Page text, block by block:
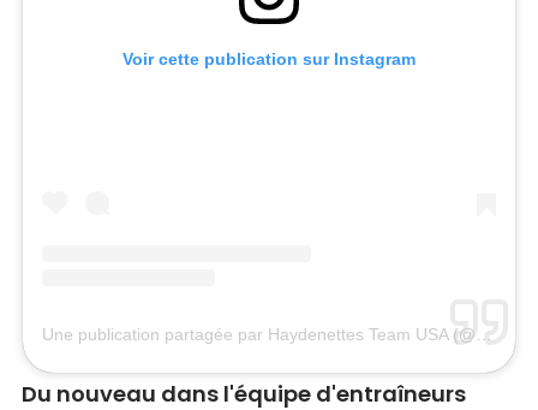
Voir cette publication sur Instagram
Du nouveau dans l'équipe d'entraîneurs